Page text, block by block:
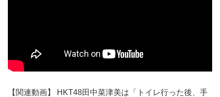
【関連動画】 HKT48田中菜津美は「トイレ行った後、手